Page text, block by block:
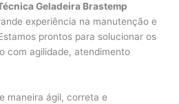
Geladeira Brastemp
experiência na manutenção e
prontos para solucionar os
com agilidade, atendimento
maneira ágil, correta e